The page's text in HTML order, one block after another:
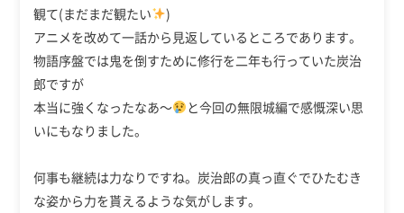
観て(まだまだ観たい
)
アニメを改めて一話から見返しているところであります。
物語序盤では鬼を倒すために修行を二年も行っていた炭治
郎ですが
本当に強くなったなあ～
と今回の無限城編で感慨深い思
いにもなりました。
何事も継続は力なりですね。炭治郎の真っ直ぐでひたむき
な姿から力を貰えるような気がします。